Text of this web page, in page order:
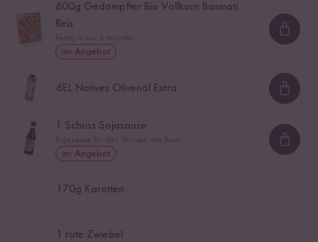
600g Gedämpfter Bio Vollkorn Basmati
Reis
im Angebot
6 EL Natives Olivenöl Extra
Schuss Sojasauce
im Angebot
170g Karotten
1 rote Zwiebel